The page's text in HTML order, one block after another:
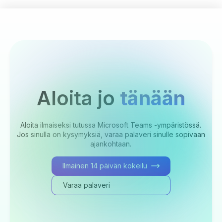
Aloita jo tänään
Aloita ilmaiseksi tutussa Microsoft Teams -ympäristössä.
Jos sinulla on kysymyksiä, varaa palaveri sinulle sopivaan
ajankohtaan.
Ilmainen 14 päivän kokeilu
Varaa palaveri